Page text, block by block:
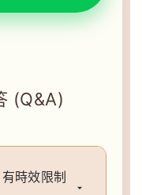
(Q&A)
時效限制